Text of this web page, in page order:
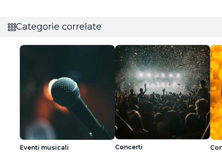
Categorie correlate
Eventi musicali Concerti